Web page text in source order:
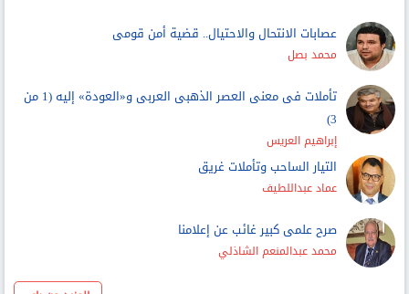
إبراهيم العريس
التيار الساحب وتأملات غريق
عماد عبداللطيف
صرح علمى كبير غائب عن إعلامنا
محمد عبدالمنعم الشاذلي